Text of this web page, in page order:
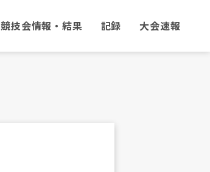
競技会情報・結果 記録 大会速報